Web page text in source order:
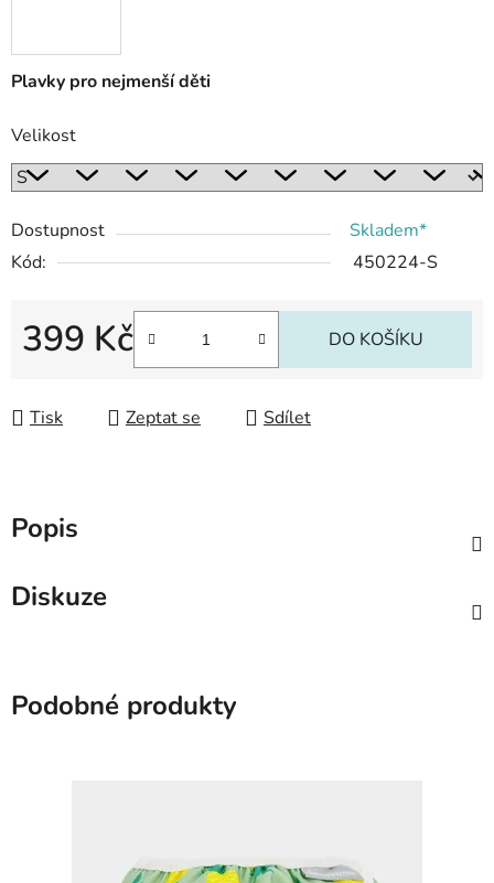
Plavky pro nejmenší děti
Velikost
Dostupnost
Skladem*
Kód:
450224-S
399 Kč DO KOŠÍKU
Tisk Zeptat se Sdílet
Popis
Diskuze
Podobné produkty